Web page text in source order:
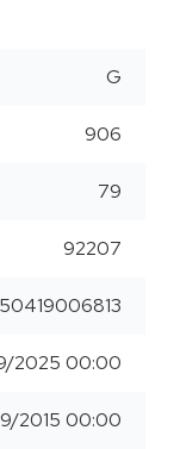
G
906
79
92207
2025 00:00
2015 00:00